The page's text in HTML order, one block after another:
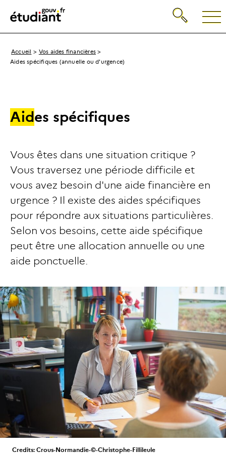
Retour
la
d'accueil
Recherche
Breadcrumb
Accueil
Vos aides financières
Aides spécifiques (annuelle ou d'urgence)
Aides spécifiques
Vous êtes dans une situation critique ?
Vous traversez une période difficile et
vous avez besoin d'une aide financière en
urgence ? Il existe des aides spécifiques
pour répondre aux situations particulières.
Selon vos besoins, cette aide spécifique
peut être une allocation annuelle ou une
aide ponctuelle.
Credits: Crous-Normandie-©-Christophe-Fillileule